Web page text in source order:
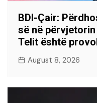
BDI-Çair:
së në
Telit është
August 8, 2026